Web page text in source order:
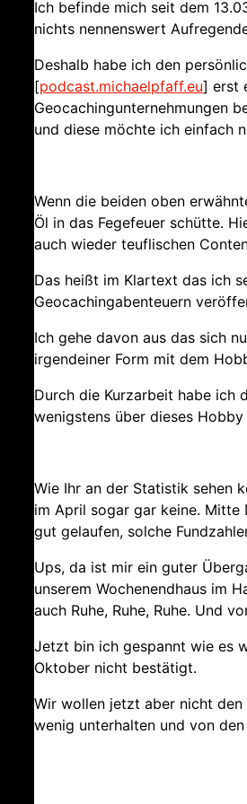
Ich befinde mich seit dem
nichts nennenswert
Deshalb habe ich den
[podcast.michaelpfaff.eu] erst
Geocachingunternehmungen
und diese möchte ich einfach
Wenn die beiden oben
Öl in das Fegefeuer schütte.
auch wieder teuflischen
Das heißt im Klartext das ich
Geocachingabenteuern
Ich gehe davon aus das sich
irgendeiner Form mit dem
Durch die Kurzarbeit habe ich
wenigstens über dieses
Wie Ihr an der Statistik sehen
im April sogar gar keine. Mitte
gut gelaufen, solche
Ups, da ist mir ein guter
unserem Wochenendhaus im
auch Ruhe, Ruhe, Ruhe. Und
Jetzt bin ich gespannt wie es
Oktober nicht bestätigt.
Wir wollen jetzt aber nicht den
wenig unterhalten und von